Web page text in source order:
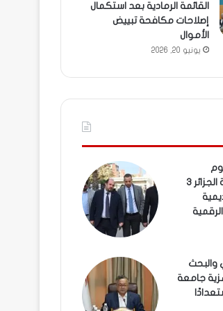
القائمة الرمادية بعد استكمال
إصلاحات مكافحة تبييض
الأموال
يونيو 20, 2026
الاقتصادية بجامعة الجزائر 3
والبحث
جامعة